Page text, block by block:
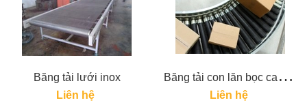
Băng tải lưới inox
Liên hệ
B
ăng tải con lăn bọc cao su
Liên hệ